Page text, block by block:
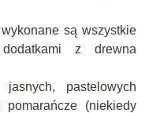
są wszystkie
z drewna
pastelowych
pomarańcze (niekiedy